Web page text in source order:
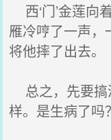
西‘门’金莲向
雁冷哼了一声，
将他摔了出去。
总之，先要搞
样。是生病了吗